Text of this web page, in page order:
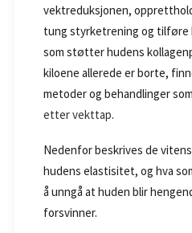
vektreduksjonen,
tung styrketrening og
som støtter hudens
kiloene allerede er borte,
metoder og behandlinger
etter vekttap.
Nedenfor beskrives de
hudens elastisitet, og hva
å unngå at huden blir
forsvinner.